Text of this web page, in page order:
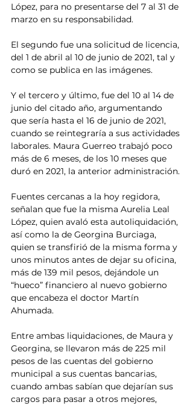
López, para no presentarse del 7 al 31 de
marzo en su responsabilidad.
El segundo fue una solicitud de licencia,
del 1 de abril al 10 de junio de 2021, tal y
como se publica en las imágenes.
Y el tercero y último, fue del 10 al 14 de
junio del citado año, argumentando
que sería hasta el 16 de junio de 2021,
cuando se reintegraría a sus actividades
laborales. Maura Guerreo trabajó poco
más de 6 meses, de los 10 meses que
duró en 2021, la anterior administración.
Fuentes cercanas a la hoy regidora,
señalan que fue la misma Aurelia Leal
López, quien avaló esta autoliquidación,
así como la de Georgina Burciaga,
quien se transfirió de la misma forma y
unos minutos antes de dejar su oficina,
más de 139 mil pesos, dejándole un
“hueco” financiero al nuevo gobierno
que encabeza el doctor Martín
Ahumada.
Entre ambas liquidaciones, de Maura y
Georgina, se llevaron más de 225 mil
pesos de las cuentas del gobierno
municipal a sus cuentas bancarias,
cuando ambas sabían que dejarían sus
cargos para pasar a otros mejores,